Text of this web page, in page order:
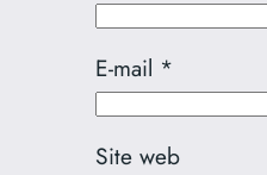
E-mail *
Site web